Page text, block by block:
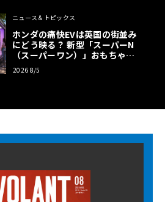
ニュース＆トピックス
ホンダの痛快EVは英国の街並み
にどう映る？ 新型「スーパーN
（スーパーワン）」おもちゃ箱
ツアーの全貌
2026 8/5